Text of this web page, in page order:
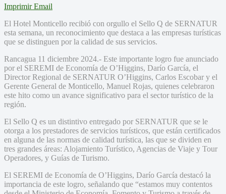
Imprimir Email
El Hotel Monticello recibió con orgullo el Sello Q de SERNATUR
esta semana, un reconocimiento que destaca a las empresas turísticas
que se distinguen por la calidad de sus servicios.
Rancagua 11 diciembre 2024.- Este importante logro fue anunciado
por el SEREMI de Economía de O’Higgins, Darío García, el
Director Regional de SERNATUR O’Higgins, Carlos Escobar y el
Gerente General de Monticello, Manuel Rojas, quienes celebraron
este hito como un avance significativo para el sector turístico de la
región.
El Sello Q es un distintivo entregado por SERNATUR que se le
otorga a los prestadores de servicios turísticos, que están certificados
en alguna de las normas de calidad turística, las que se dividen en
tres grandes áreas: Alojamiento Turístico, Agencias de Viaje y Tour
Operadores, y Guías de Turismo.
El SEREMI de Economía de O’Higgins, Darío García destacó la
importancia de este logro, señalando que “estamos muy contentos